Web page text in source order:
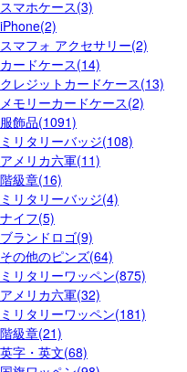
スマホケース(3)
iPhone(2)
スマフォ アクセサリー(2)
カードケース(14)
クレジットカードケース(13)
メモリーカードケース(2)
服飾品(1091)
ミリタリーバッジ(108)
アメリカ六軍(11)
階級章(16)
ミリタリーバッジ(4)
ナイフ(5)
ブランドロゴ(9)
その他のピンズ(64)
ミリタリーワッペン(875)
アメリカ六軍(32)
ミリタリーワッペン(181)
階級章(21)
英字・英文(68)